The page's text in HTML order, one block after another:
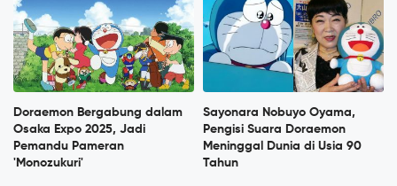
Doraemon Bergabung dalam
Osaka Expo 2025, Jadi
Pemandu Pameran
'Monozukuri'
Sayonara Nobuyo Oyama,
Pengisi Suara Doraemon
Meninggal Dunia di Usia 90
Tahun